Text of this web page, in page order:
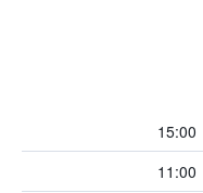
15:00
11:00